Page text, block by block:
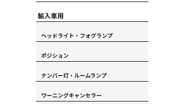
輸入車用
ヘッドライト・フォグランプ
ポジション
ナンバー灯・ルームランプ
ワーニングキャンセラー